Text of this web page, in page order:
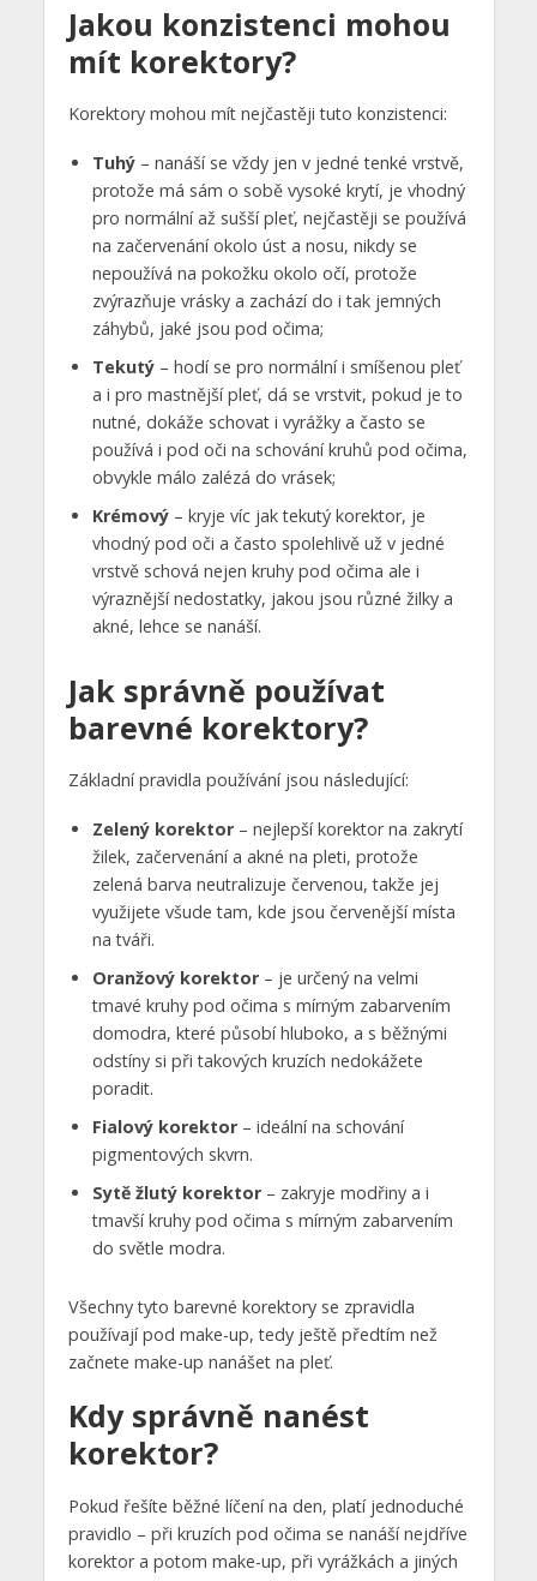
Jakou konzistenci mohou
mít korektory?
Korektory mohou mít nejčastěji tuto konzistenci:
Tuhý– nanáší se vždy jen v jedné tenké vrstvě,
protože má sám o sobě vysoké krytí, je vhodný
pro normální až sušší pleť, nejčastěji se používá
na začervenání okolo úst a nosu, nikdy se
nepoužívá na pokožku okolo očí, protože
zvýrazňuje vrásky a zachází do i tak jemných
záhybů, jaké jsou pod očima;
Tekutý– hodí se pro normální i smíšenou pleť
a i pro mastnější pleť, dá se vrstvit, pokud je to
nutné, dokáže schovat i vyrážky a často se
používá i pod oči na schování kruhů pod očima,
obvykle málo zalézá do vrásek;
Krémový– kryje víc jak tekutý korektor, je
vhodný pod oči a často spolehlivě už v jedné
vrstvě schová nejen kruhy pod očima ale i
výraznější nedostatky, jakou jsou různé žilky a
akné, lehce se nanáší.
Jak správně používat
barevné korektory?
Základní pravidla používání jsou následující:
Zelený korektor– nejlepší korektor na zakrytí
žilek, začervenání a akné na pleti, protože
zelená barva neutralizuje červenou, takže jej
využijete všude tam, kde jsou červenější místa
na tváři.
Oranžový korektor– je určený na velmi
tmavé kruhy pod očima s mírným zabarvením
domodra, které působí hluboko, a s běžnými
odstíny si při takových kruzích nedokážete
poradit.
Fialový korektor– ideální na schování
pigmentových skvrn.
Sytě žlutý korektor– zakryje modřiny a i
tmavší kruhy pod očima s mírným zabarvením
do světle modra.
Všechny tyto barevné korektory se zpravidla
používají pod make-up, tedy ještě předtím než
začnete make-up nanášet na pleť.
Kdy správně nanést
korektor?
Pokud řešíte běžné líčení na den, platí jednoduché
pravidlo – při kruzích pod očima se nanáší nejdříve
korektor a potom make-up, při vyrážkách a jiných